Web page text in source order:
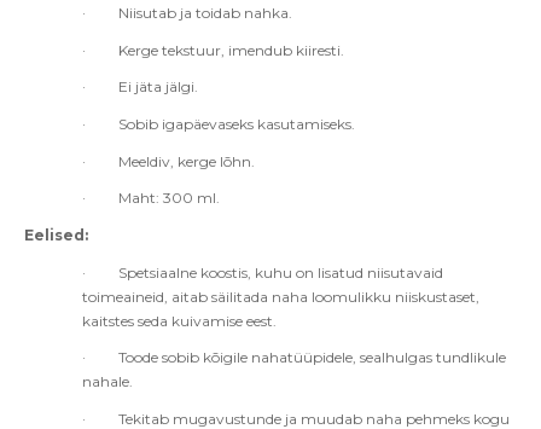
· Niisutab ja toidab nahka.
· Kerge tekstuur, imendub kiiresti.
· Ei jäta jälgi.
· Sobib igapäevaseks kasutamiseks.
· Meeldiv, kerge lõhn.
· Maht: 300 ml.
Eelised:
·
Spetsiaalne koostis, kuhu on lisatud niisutavaid
toimeaineid, aitab säilitada naha loomulikku niiskustaset,
kaitstes seda kuivamise eest.
·
Toode sobib kõigile nahatüüpidele, sealhulgas tundlikule
nahale.
·
Tekitab mugavustunde ja muudab naha pehmeks kogu